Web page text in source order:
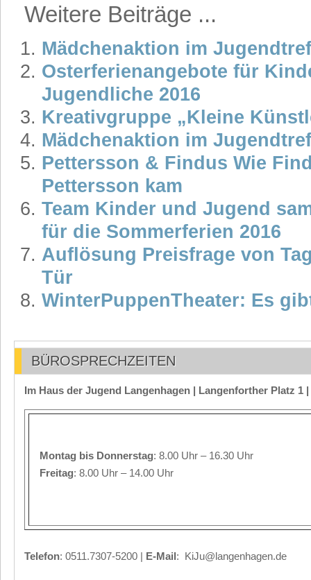
Weitere Beiträge ...
Mädchenaktion im
Osterferienangebote für
Jugendliche 2016
Kreativgruppe „Kleine
Mädchenaktion im
Pettersson & Findus Wie
Pettersson kam
Team Kinder und Jugend
für die Sommerferien 2016
Auflösung Preisfrage von
Tür
WinterPuppenTheater: Es
BÜROSPRECHZEITEN
Im Haus der Jugend Langenhagen | Langenforther Platz 1
Montag bis Donnerstag: 8.00 Uhr – 16.30 Uhr
Freitag: 8.00 Uhr – 14.00 Uhr
Telefon: 0511.7307-5200 | E-Mail: KiJu@langenhagen.de